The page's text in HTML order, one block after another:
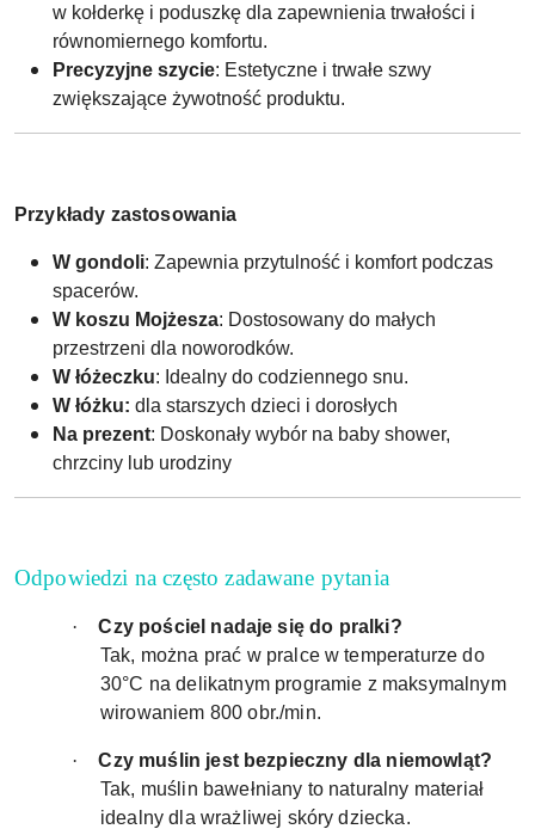
w kołderkę i poduszkę dla zapewnienia trwałości i
równomiernego komfortu.
Precyzyjne szycie: Estetyczne i trwałe szwy
zwiększające żywotność produktu.
Przykłady zastosowania
W gondoli: Zapewnia przytulność i komfort podczas
spacerów.
W koszu Mojżesza: Dostosowany do małych
przestrzeni dla noworodków.
W łóżeczku: Idealny do codziennego snu.
W łóżku: dla starszych dzieci i dorosłych
Na prezent: Doskonały wybór na baby shower,
chrzciny lub urodziny
Odpowiedzi na często zadawane pytania
·
Czy pościel nadaje się do pralki?
Tak, można prać w pralce w temperaturze do
30°C na delikatnym programie z maksymalnym
wirowaniem 800 obr./min.
·
Czy muślin jest bezpieczny dla niemowląt?
Tak, muślin bawełniany to naturalny materiał
idealny dla wrażliwej skóry dziecka.